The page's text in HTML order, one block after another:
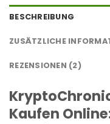
BESCHREIBUNG
ZUSÄTZLICHE
REZENSIONEN (2)
Kaufen